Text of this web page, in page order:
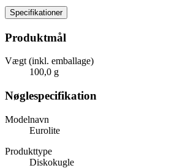
Specifikationer
Produktmål
Vægt (inkl. emballage)
100,0 g
Nøglespecifikation
Modelnavn
Eurolite
Produkttype
Diskokugle